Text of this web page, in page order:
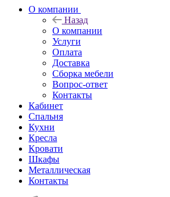
О компании
Назад
О компании
Услуги
Оплата
Доставка
Сборка мебели
Вопрос-ответ
Контакты
Кабинет
Спальня
Кухни
Кресла
Кровати
Шкафы
Металлическая
Контакты